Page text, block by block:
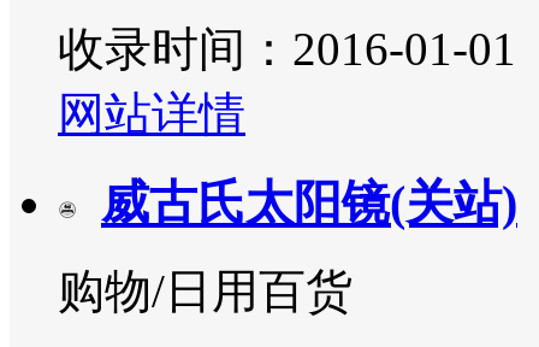
收录时间：2016-01-01
网站详情
威古氏太阳镜(关站)
购物/日用百货